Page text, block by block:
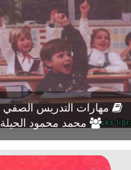
مهارات التدريس الصفي PDF
محمد محمود الحيلة